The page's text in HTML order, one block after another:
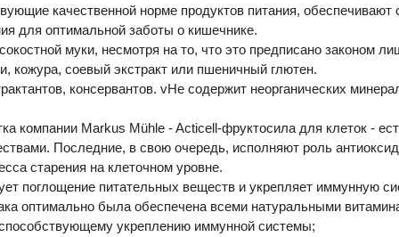
качественной норме продуктов питания,
для оптимальной заботы о кишечнике.
муки, несмотря на то, что это предписано законом
кожура, соевый экстракт или пшеничный глютен.
консервантов. vНе содержит неорганических
компании Markus Mühle - Acticell-фруктосила для клеток -
Последние, в свою очередь, исполняют роль
старения на клеточном уровне.
поглощение питательных веществ и укрепляет иммунную
оптимально была обеспечена всеми натуральными
укреплению иммунной системы;